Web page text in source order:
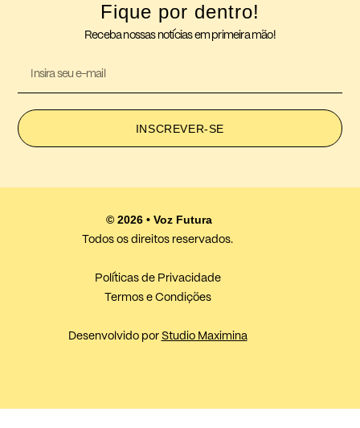
Fique por dentro!
Receba nossas notícias em primeira mão!
INSCREVER-SE
© 2026 • Voz Futura
Todos os direitos reservados.
Políticas de Privacidade
Termos e Condições
Desenvolvido por Studio Maximina